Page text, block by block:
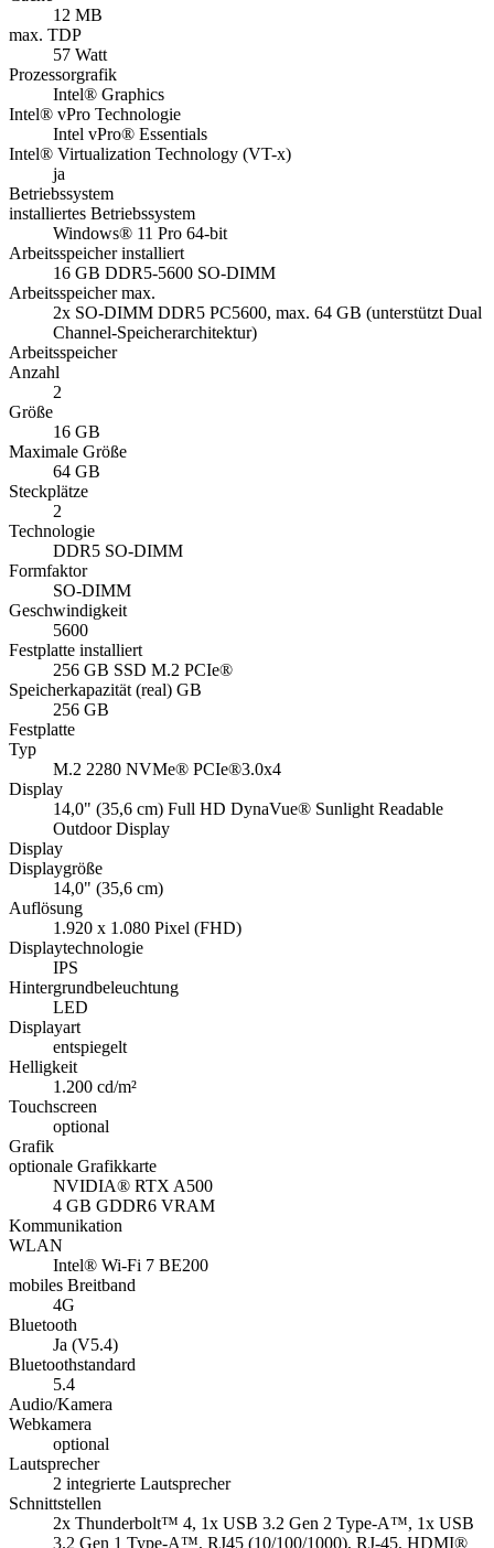
12 MB
max. TDP
57 Watt
Prozessorgrafik
Intel® Graphics
Intel® vPro Technologie
Intel vPro® Essentials
Intel® Virtualization Technology (VT-x)
ja
Betriebssystem
installiertes Betriebssystem
Windows® 11 Pro 64-bit
Arbeitsspeicher installiert
16 GB DDR5-5600 SO-DIMM
Arbeitsspeicher max.
2x SO-DIMM DDR5 PC5600, max. 64 GB (unterstützt Dual
Channel-Speicherarchitektur)
Arbeitsspeicher
Anzahl
2
Größe
16 GB
Maximale Größe
64 GB
Steckplätze
2
Technologie
DDR5 SO-DIMM
Formfaktor
SO-DIMM
Geschwindigkeit
5600
Festplatte installiert
256 GB SSD M.2 PCIe®
Speicherkapazität (real) GB
256 GB
Festplatte
Typ
M.2 2280 NVMe® PCIe®3.0x4
Display
14,0" (35,6 cm) Full HD DynaVue® Sunlight Readable
Outdoor Display
Display
Displaygröße
14,0" (35,6 cm)
Auflösung
1.920 x 1.080 Pixel (FHD)
Displaytechnologie
IPS
Hintergrundbeleuchtung
LED
Displayart
entspiegelt
Helligkeit
1.200 cd/m²
Touchscreen
optional
Grafik
optionale Grafikkarte
NVIDIA® RTX A500
4 GB GDDR6 VRAM
Kommunikation
WLAN
Intel® Wi-Fi 7 BE200
mobiles Breitband
4G
Bluetooth
Ja (V5.4)
Bluetoothstandard
5.4
Audio/Kamera
Webkamera
optional
Lautsprecher
2 integrierte Lautsprecher
Schnittstellen
2x Thunderbolt™ 4, 1x USB 3.2 Gen 2 Type-A™, 1x USB
3.2 Gen 1 Type-A™, RJ45 (10/100/1000), RJ-45, HDMI®